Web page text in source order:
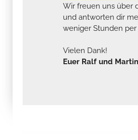
Wir freuen uns über
und antworten dir
weniger Stunden per
Vielen Dank!
Euer Ralf und